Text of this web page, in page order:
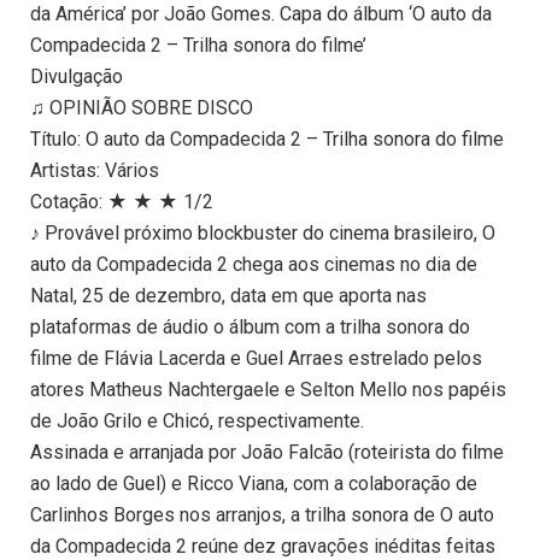
da América’ por João Gomes. Capa do álbum ‘O auto da
Compadecida 2 – Trilha sonora do filme’
Divulgação
♫ OPINIÃO SOBRE DISCO
Título: O auto da Compadecida 2 – Trilha sonora do filme
Artistas: Vários
Cotação: ★ ★ ★ 1/2
♪ Provável próximo blockbuster do cinema brasileiro, O
auto da Compadecida 2 chega aos cinemas no dia de
Natal, 25 de dezembro, data em que aporta nas
plataformas de áudio o álbum com a trilha sonora do
filme de Flávia Lacerda e Guel Arraes estrelado pelos
atores Matheus Nachtergaele e Selton Mello nos papéis
de João Grilo e Chicó, respectivamente.
Assinada e arranjada por João Falcão (roteirista do filme
ao lado de Guel) e Ricco Viana, com a colaboração de
Carlinhos Borges nos arranjos, a trilha sonora de O auto
da Compadecida 2 reúne dez gravações inéditas feitas